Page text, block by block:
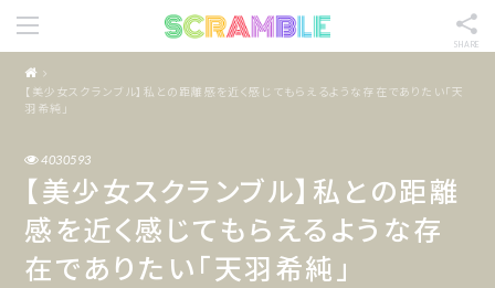
SHARE
【美少女スクランブル】私との距離感を近く感じてもらえるような存在でありたい「天
羽希純」
4030593
【美少女スクランブル】私との距離
感を近く感じてもらえるような存
在でありたい「天羽希純」